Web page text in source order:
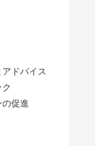
ドバイス
促進